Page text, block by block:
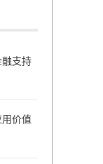
支持
价值